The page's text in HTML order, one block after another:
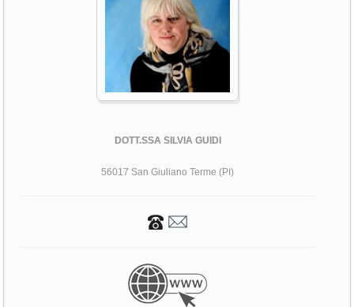
DOTT.SSA SILVIA GUIDI
56017 San Giuliano Terme (PI)